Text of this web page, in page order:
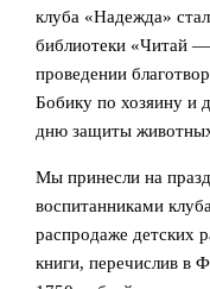
клуба «Надежда»
библиотеки «Читай
проведении
Бобику по хозяину и
дню защиты
Мы принесли на
воспитанниками
распродаже детских
книги, перечислив в